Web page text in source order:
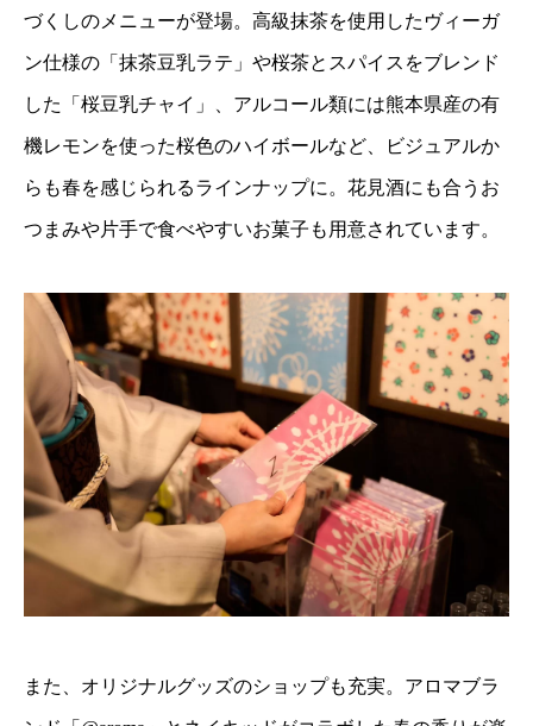
づくしのメニューが登場。高級抹茶を使用したヴィーガ
ン仕様の「抹茶豆乳ラテ」や桜茶とスパイスをブレンド
した「桜豆乳チャイ」、アルコール類には熊本県産の有
機レモンを使った桜色のハイボールなど、ビジュアルか
らも春を感じられるラインナップに。花見酒にも合うお
つまみや片手で食べやすいお菓子も用意されています。
また、オリジナルグッズのショップも充実。アロマブラ